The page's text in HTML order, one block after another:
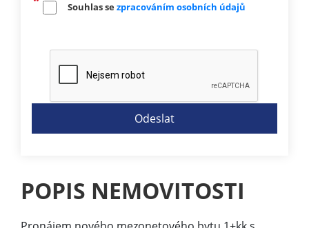
Souhlas se zpracováním osobních údajů
POPIS NEMOVITOSTI